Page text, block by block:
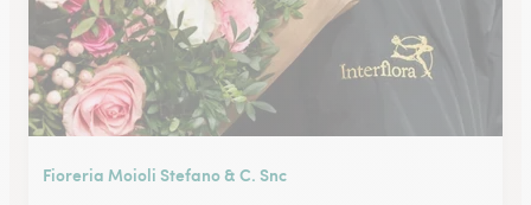
Fioreria Moioli Stefano & C. Snc